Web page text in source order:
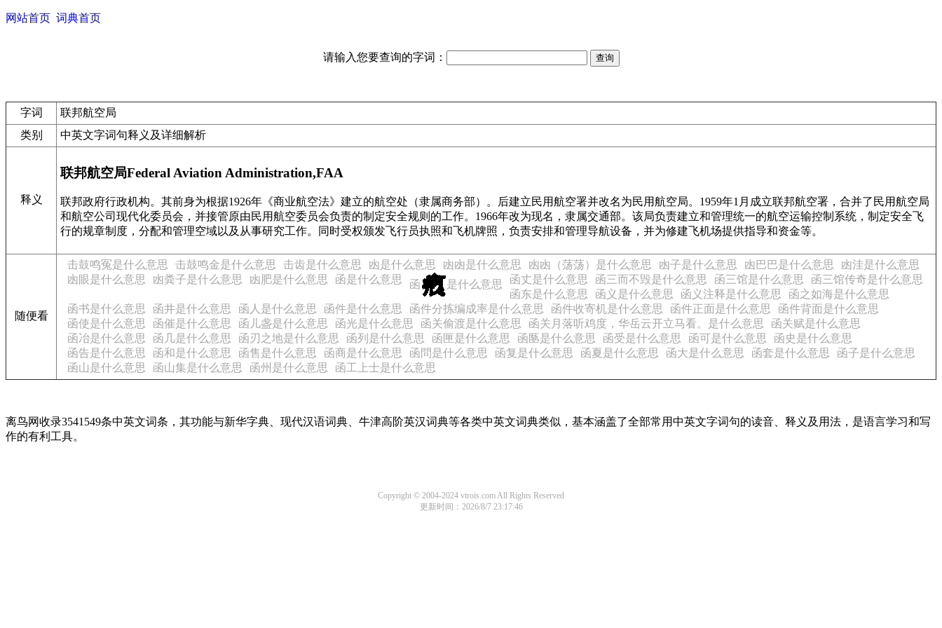
网站首页 词典首页
请输入您要查询的字词：
字词
联邦航空局
类别
中英文字词句释义及详细解析
释义
联邦航空局Federal Aviation Administration,FAA
联邦政府行政机构。其前身为根据1926年《商业航空法》建立的航空处（隶属商务部）。后建立民用航空署并改名为民用航空局。1959年1月成立联邦航空署，合并了民用航空局
和航空公司现代化委员会，并接管原由民用航空委员会负责的制定安全规则的工作。1966年改为现名，隶属交通部。该局负责建立和管理统一的航空运输控制系统，制定安全飞
行的规章制度，分配和管理空域以及从事研究工作。同时受权颁发飞行员执照和飞机牌照，负责安排和管理导航设备，并为修建飞机场提供指导和资金等。
随便看
击鼓鸣冤是什么意思 击鼓鸣金是什么意思 击齿是什么意思 凼是什么意思 凼凼是什么意思 凼凼（荡荡）是什么意思 凼子是什么意思 凼巴巴是什么意思
凼洼是什么意思
凼眼是什么意思
凼粪子是什么意思 凼肥是什么意思 函是什么意思 函 是什么意思 函丈是什么意思 函三而不毁是什么意思 函三馆是什么意思
函三馆传奇是什么意思
函东是什么意思
函义是什么意思 函义注释是什么意思
函之如海是什么意思
函书是什么意思
函井是什么意思 函人是什么意思 函件是什么意思 函件分拣编成率是什么意思 函件收寄机是什么意思 函件正面是什么意思
函件背面是什么意思
函使是什么意思
函催是什么意思 函儿盏是什么意思 函光是什么意思 函关偷渡是什么意思 函关月落听鸡度，华岳云开立马看。是什么意思
函关赋是什么意思
函冶是什么意思
函几是什么意思 函刃之地是什么意思 函列是什么意思 函匣是什么意思 函匦是什么意思 函受是什么意思 函可是什么意思
函史是什么意思
函告是什么意思
函和是什么意思 函售是什么意思 函商是什么意思 函問是什么意思 函复是什么意思 函夏是什么意思 函大是什么意思 函套是什么意思
函子是什么意思
函山是什么意思
函山集是什么意思 函州是什么意思 函工上士是什么意思
离鸟网收录3541549条中英文词条，其功能与新华字典、现代汉语词典、牛津高阶英汉词典等各类中英文词典类似，基本涵盖了全部常用中英文字词句的读音、释义及用法，是语言学习和写
作的有利工具。
Copyright © 2004-2024 vtrois.com All Rights Reserved
更新时间：2026/8/7 23:17:46